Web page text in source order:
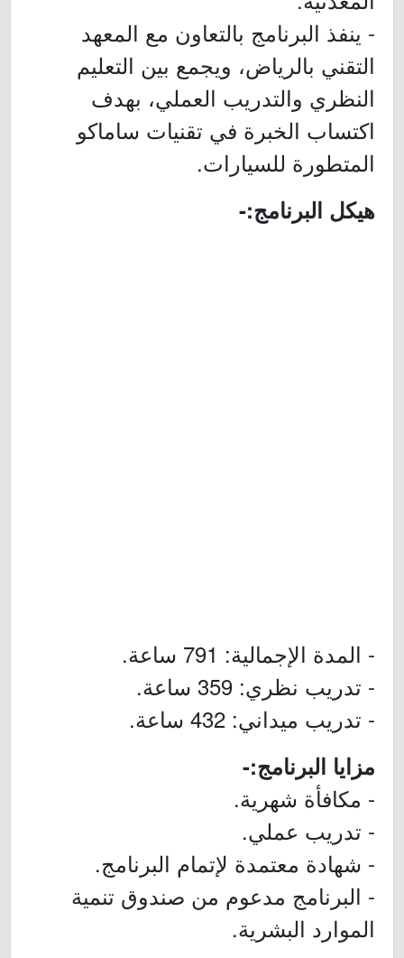
- ينفذ البرنامج بالتعاون مع المعهد
التقني بالرياض، ويجمع بين التعليم
النظري والتدريب العملي، بهدف
اكتساب الخبرة في تقنيات ساماكو
المتطورة للسيارات.
هيكل البرنامج:-
- المدة الإجمالية: 791 ساعة.
- تدريب نظري: 359 ساعة.
- تدريب ميداني: 432 ساعة.
مزايا البرنامج:-
- مكافأة شهرية.
- تدريب عملي.
- شهادة معتمدة لإتمام البرنامج.
- البرنامج مدعوم من صندوق تنمية
الموارد البشرية.